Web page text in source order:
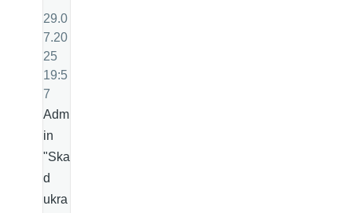
29.0
7.20
25
19:5
7
Adm
in
"Ska
d
ukra